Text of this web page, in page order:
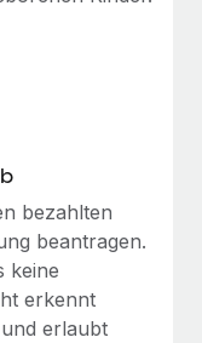
bezahlten
beantragen.
keine
erkennt
erlaubt